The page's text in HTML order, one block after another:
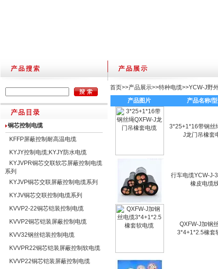
铜芯控制电缆
KFFP屏蔽控制耐高温电缆
KYJY控制电缆;KYJY防水电缆
KYJVPR铜芯交联软芯屏蔽控制电缆
系列
KYJVP铜芯交联屏蔽控制电缆系列
KYJV铜芯交联控制电缆系列
KVVP2-22铜芯铠装控制电缆
KVVP2铜芯铠装屏蔽控制电缆
KVV32钢丝铠装控制电缆
KVVPR22铜芯铠装屏蔽控制软电缆
KVVP22铜芯铠装屏蔽控制电缆
首页>>产品展示>>特种电缆>>YCW-J野
产品图片
产品名称/
3*25+1*16带钢丝
J龙门吊橡套
行车电缆YCW-J-
橡皮电缆
QXFW-J加钢
3*4+1*2.5橡套